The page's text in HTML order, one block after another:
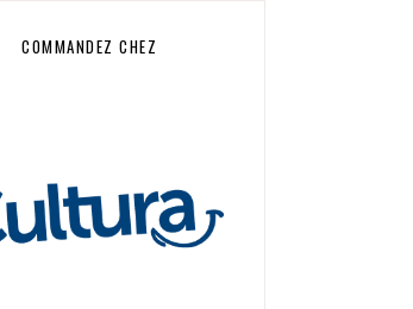
COMMANDEZ CHEZ